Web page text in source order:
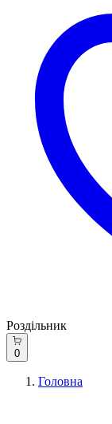
Роздільник
0
Головна